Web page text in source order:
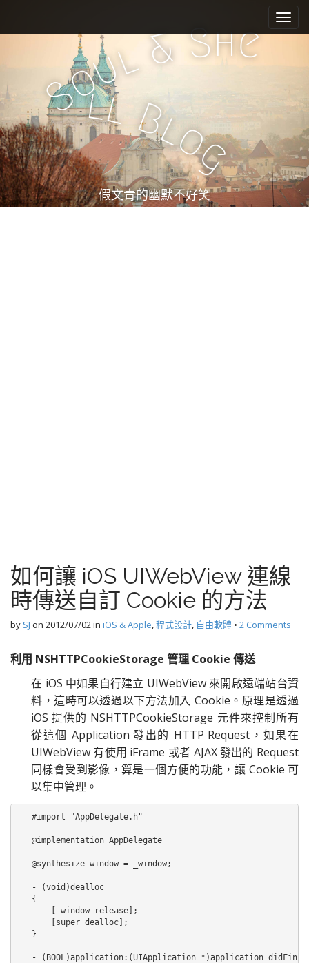
e
n
u
i
c
n
t
e
n
t
Soul&She
ll Bl
og
假文青的幽默不好笑
如何讓 iOS UIWebView 連線
時傳送自訂 Cookie 的方法
by SJ on 2012/07/02in iOS & Apple,程式設計, 自由軟體 • 2 Comments
利用 NSHTTPCookieStorage 管理 Cookie 傳送
在 iOS 中如果自行建立 UIWebView 來開啟遠端站台資
料，這時可以透過以下方法加入 Cookie。原理是透過
iOS 提供的 NSHTTPCookieStorage 元件來控制所有
從這個 Application 發出的 HTTP Request，如果在
UIWebView 有使用 iFrame 或者 AJAX 發出的 Request
同樣會受到影像，算是一個方便的功能，讓 Cookie 可
以集中管理。
#import "AppDelegate.h"
@implementation AppDelegate
@synthesize window = _window;
- (void)dealloc
{
    [_window release];
    [super dealloc];
}
- (BOOL)application:(UIApplication *)application